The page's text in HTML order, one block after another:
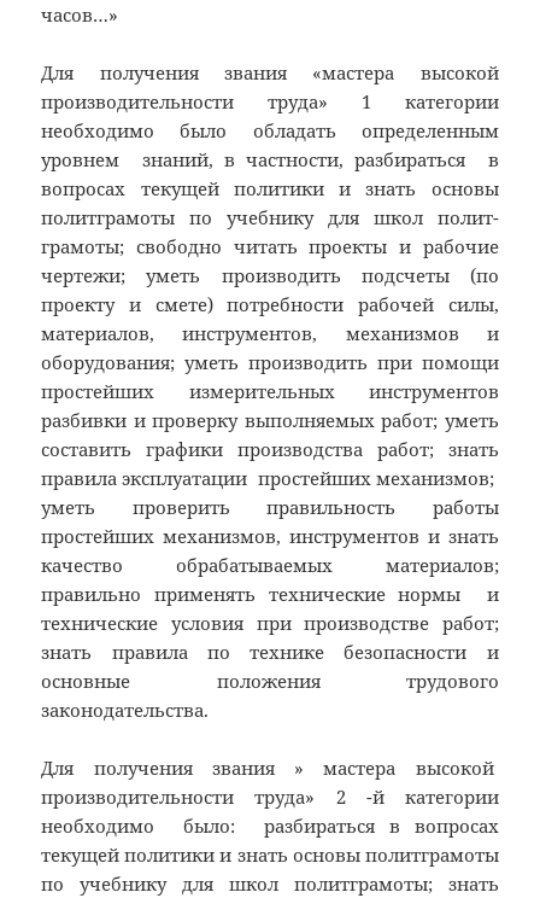
часов…»
Для получения звания «мастера высокой
производительности труда» 1 категории
необходимо было обладать определенным
уровнем знаний, в частности, разбираться в
вопросах текущей политики и знать основы
политграмоты по учебнику для школ полит-
грамоты; свободно читать проекты и рабочие
чертежи; уметь производить подсчеты (по
проекту и смете) потребности рабочей силы,
материалов, инструментов, механизмов и
оборудования; уметь производить при помощи
простейших измерительных инструментов
разбивки и проверку выполняемых работ; уметь
составить графики производства работ; знать
правила эксплуатации простейших механизмов;
уметь проверить правильность работы
простейших механизмов, инструментов и знать
качество обрабатываемых материалов;
правильно применять технические нормы и
технические условия при производстве работ;
знать правила по технике безопасности и
основные положения трудового
законодательства.
Для получения звания » мастера высокой
производительности труда» 2 -й категории
необходимо было: разбираться в вопросах
текущей политики и знать основы политграмоты
по учебнику для школ политграмоты; знать